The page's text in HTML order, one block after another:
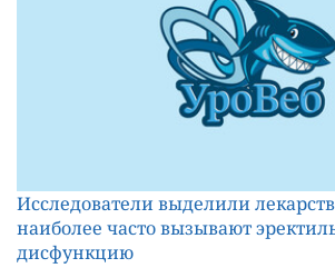
Исследователи выделили
наиболее часто вызывают
дисфункцию